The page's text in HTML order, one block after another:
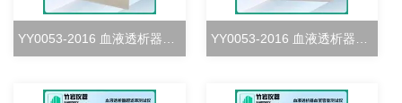
YY0053-2016 血液透析器血室密合度测试仪 YY0053-2016 血液透析器清除率测试仪